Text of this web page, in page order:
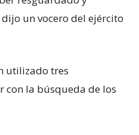
un vocero del ejército
utilizado tres
con la búsqueda de los